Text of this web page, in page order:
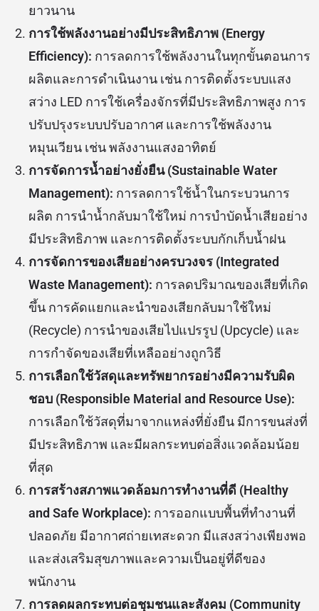
ยาวนาน
การใช้พลังงานอย่างมีประสิทธิภาพ (Energy
Efficiency): การลดการใช้พลังงานในทุกขั้นตอนการ
ผลิตและการดำเนินงาน เช่น การติดตั้งระบบแสง
สว่าง LED การใช้เครื่องจักรที่มีประสิทธิภาพสูง การ
ปรับปรุงระบบปรับอากาศ และการใช้พลังงาน
หมุนเวียน เช่น พลังงานแสงอาทิตย์
การจัดการน้ำอย่างยั่งยืน (Sustainable Water
Management): การลดการใช้น้ำในกระบวนการ
ผลิต การนำน้ำกลับมาใช้ใหม่ การบำบัดน้ำเสียอย่าง
มีประสิทธิภาพ และการติดตั้งระบบกักเก็บน้ำฝน
การจัดการของเสียอย่างครบวงจร (Integrated
Waste Management): การลดปริมาณของเสียที่เกิด
ขึ้น การคัดแยกและนำของเสียกลับมาใช้ใหม่
(Recycle) การนำของเสียไปแปรรูป (Upcycle) และ
การกำจัดของเสียที่เหลืออย่างถูกวิธี
การเลือกใช้วัสดุและทรัพยากรอย่างมีความรับผิด
ชอบ (Responsible Material and Resource Use):
การเลือกใช้วัสดุที่มาจากแหล่งที่ยั่งยืน มีการขนส่งที่
มีประสิทธิภาพ และมีผลกระทบต่อสิ่งแวดล้อมน้อย
ที่สุด
การสร้างสภาพแวดล้อมการทำงานที่ดี (Healthy
and Safe Workplace): การออกแบบพื้นที่ทำงานที่
ปลอดภัย มีอากาศถ่ายเทสะดวก มีแสงสว่างเพียงพอ
และส่งเสริมสุขภาพและความเป็นอยู่ที่ดีของ
พนักงาน
การลดผลกระทบต่อชุมชนและสังคม (Community